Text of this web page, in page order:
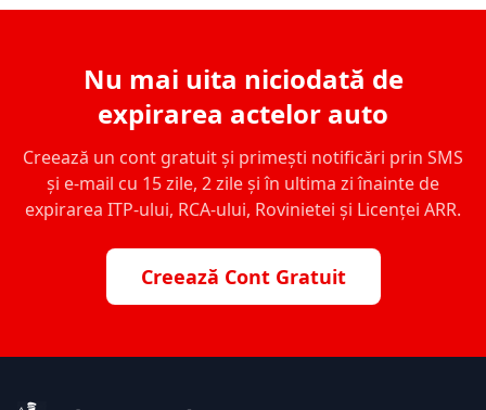
Nu mai uita niciodată de
expirarea actelor auto
Creează un cont gratuit și primești notificări prin SMS
și e-mail cu 15 zile, 2 zile și în ultima zi înainte de
expirarea ITP-ului, RCA-ului, Rovinietei și Licenței ARR.
Creează Cont Gratuit